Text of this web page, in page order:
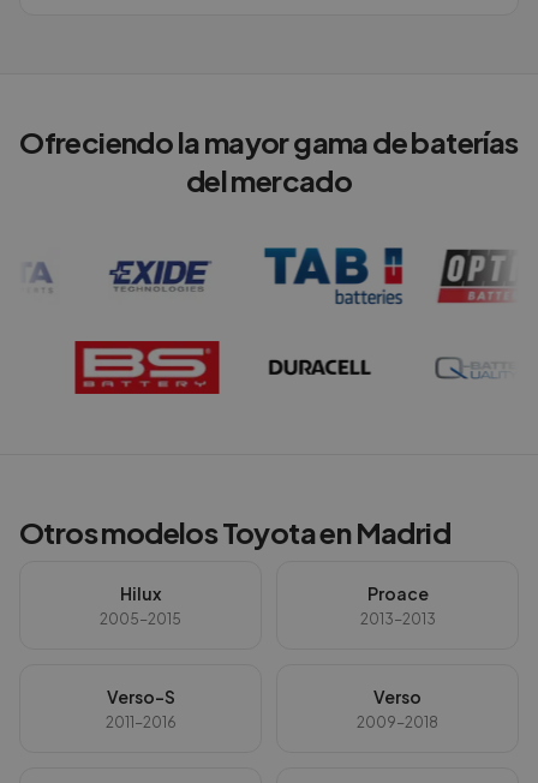
Ofreciendo la mayor gama de baterías
del mercado
Otros modelosToyotaenMadrid
Hilux
2005-2015
Proace
2013-2013
Verso-S
2011-2016
Verso
2009-2018